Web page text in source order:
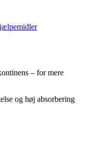
– for mere
og høj absorbering